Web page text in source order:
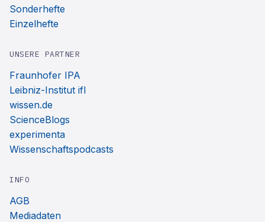
Sonderhefte
Einzelhefte
UNSERE PARTNER
Fraunhofer IPA
Leibniz-Institut ifl
wissen.de
ScienceBlogs
experimenta
Wissenschaftspodcasts
INFO
AGB
Mediadaten